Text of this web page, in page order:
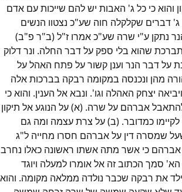
והוא כי כל ג' האבות יש להם שייכות עם אדם
ג' דברים שקלקלה חוה שע"כ נצטוו הנשים
נתקן ע"י שרה שע"כ אמרו ז"ל (ב"ר פ"ב)
שהוא בלי ספק על דבר החלה. ונר דלוק
דבר הנר וענן קשור על פתח האהל על
מהן ונכנסה במקומה רבקה בברכות אלה
יצחק האהלה וגו'. ונבא אל הענין. והוא כי
אברהם על שרה. (א) על הנוגע אל תיקון
כמדובר. (ב) על צרת עצמה ומה גם
שמסרה דין על אברהם חסרו מחייה ל"ג
אברהם כי אשר מתה אשתו ראשונה כאלו נחרב
סמך הכתוב זה אל אומרו למעלה ויוגד
את רבקה שכבר נולדה ממלאה מקומה. והוא